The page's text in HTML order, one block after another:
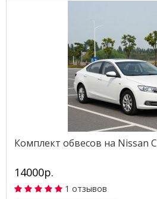
Комплект обвесов на Nissan
14000р.
1 отзывов